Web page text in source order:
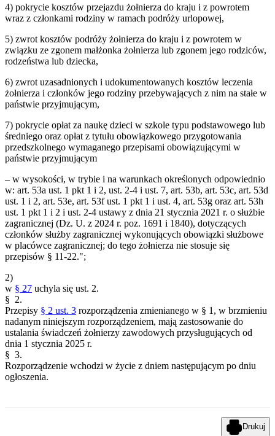
4) pokrycie kosztów przejazdu żołnierza do kraju i z powrotem
wraz z członkami rodziny w ramach podróży urlopowej,
5) zwrot kosztów podróży żołnierza do kraju i z powrotem w
związku ze zgonem małżonka żołnierza lub zgonem jego rodziców,
rodzeństwa lub dziecka,
6) zwrot uzasadnionych i udokumentowanych kosztów leczenia
żołnierza i członków jego rodziny przebywających z nim na stałe w
państwie przyjmującym,
7) pokrycie opłat za naukę dzieci w szkole typu podstawowego lub
średniego oraz opłat z tytułu obowiązkowego przygotowania
przedszkolnego wymaganego przepisami obowiązującymi w
państwie przyjmującym
– w wysokości, w trybie i na warunkach określonych odpowiednio
w: art. 53a ust. 1 pkt 1 i 2, ust. 2-4 i ust. 7, art. 53b, art. 53c, art. 53d
ust. 1 i 2, art. 53e, art. 53f ust. 1 pkt 1 i ust. 4, art. 53g oraz art. 53h
ust. 1 pkt 1 i 2 i ust. 2-4 ustawy z dnia 21 stycznia 2021 r. o służbie
zagranicznej (Dz. U. z 2024 r. poz. 1691 i 1840), dotyczących
członków służby zagranicznej wykonujących obowiązki służbowe
w placówce zagranicznej; do tego żołnierza nie stosuje się
przepisów § 11-22.";
2)
w § 27 uchyla się ust. 2.
§ 2.
Przepisy § 2 ust. 3 rozporządzenia zmienianego w § 1, w brzmieniu
nadanym niniejszym rozporządzeniem, mają zastosowanie do
ustalania świadczeń żołnierzy zawodowych przysługujących od
dnia 1 stycznia 2025 r.
§ 3.
Rozporządzenie wchodzi w życie z dniem następującym po dniu
ogłoszenia.
Drukuj